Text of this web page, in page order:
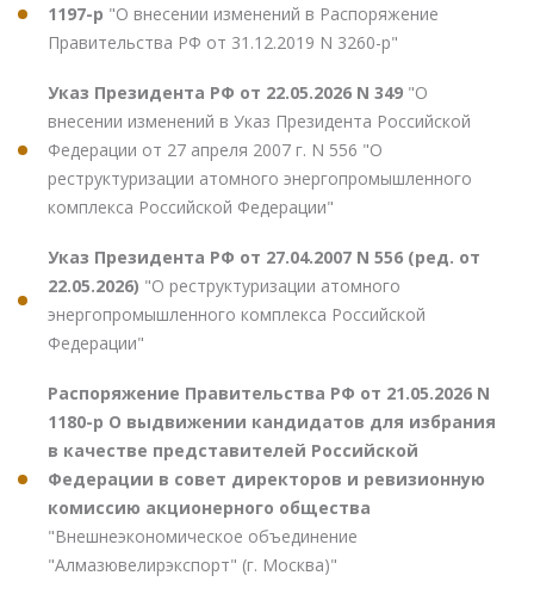
1197-р "О внесении изменений в Распоряжение
Правительства РФ от 31.12.2019 N 3260-р"
Указ Президента РФ от 22.05.2026 N 349 "О
внесении изменений в Указ Президента Российской
Федерации от 27 апреля 2007 г. N 556 "О
реструктуризации атомного энергопромышленного
комплекса Российской Федерации"
Указ Президента РФ от 27.04.2007 N 556 (ред. от
22.05.2026) "О реструктуризации атомного
энергопромышленного комплекса Российской
Федерации"
Распоряжение Правительства РФ от 21.05.2026 N
1180-р О выдвижении кандидатов для избрания
в качестве представителей Российской
Федерации в совет директоров и ревизионную
комиссию акционерного общества
"Внешнеэкономическое объединение
"Алмазювелирэкспорт" (г. Москва)"